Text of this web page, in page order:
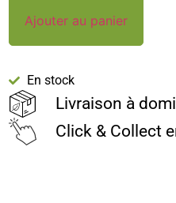
Ajouter au panier
En stock
Livraison à
Click & Collect